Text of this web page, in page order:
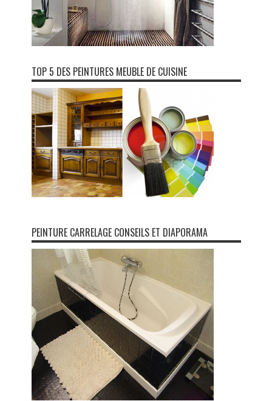
TOP 5 DES PEINTURES MEUBLE DE CUISINE
PEINTURE CARRELAGE CONSEILS ET DIAPORAMA